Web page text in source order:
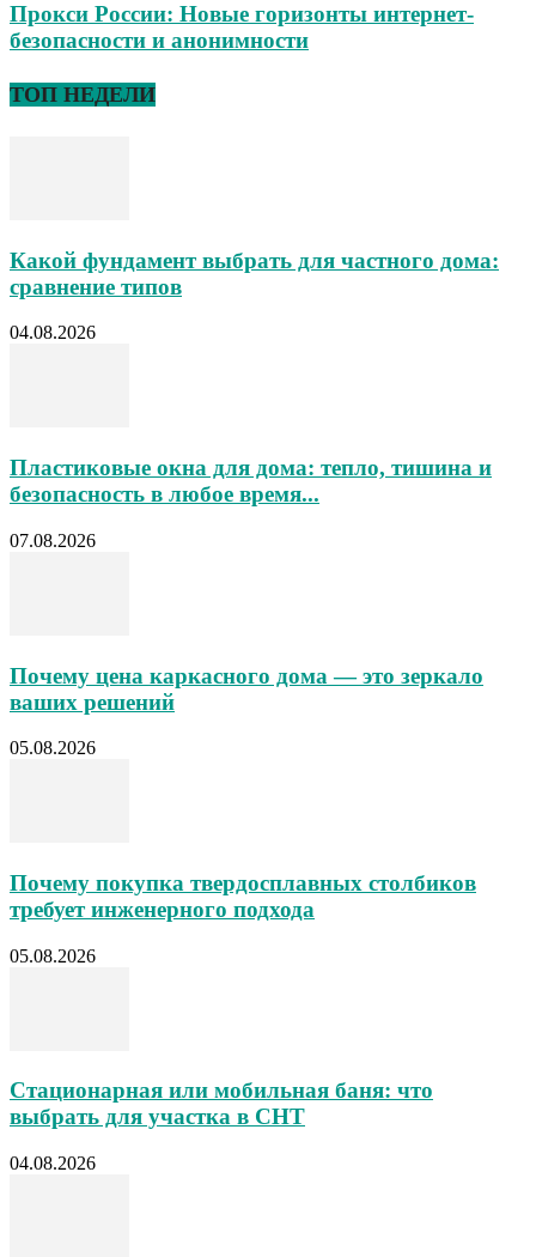
Прокси России: Новые горизонты интернет-
безопасности и анонимности
ТОП НЕДЕЛИ
Какой фундамент выбрать для частного дома:
сравнение типов
04.08.2026
Пластиковые окна для дома: тепло, тишина и
безопасность в любое время...
07.08.2026
Почему цена каркасного дома — это зеркало
ваших решений
05.08.2026
Почему покупка твердосплавных столбиков
требует инженерного подхода
05.08.2026
Стационарная или мобильная баня: что
выбрать для участка в СНТ
04.08.2026